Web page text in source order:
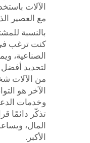
الآلات
مع العصير
بالنسبة
كنت ترغب في
الصناعية،
لتحديد أفضل
الآخر هو
وخدمات
تذكّر دائمًا
المال،
الأكبر.